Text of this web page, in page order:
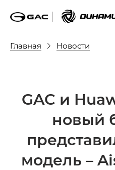
Главная Новости
GAC и
новый
модель –